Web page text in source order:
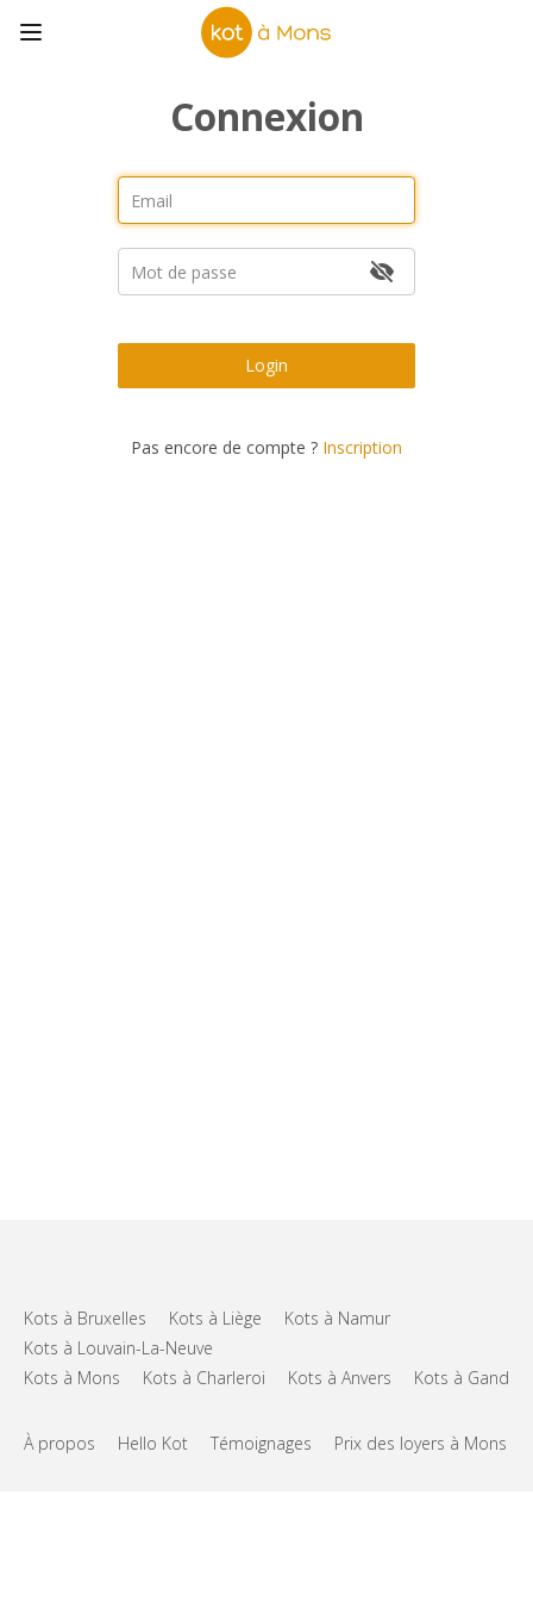
Connexion
Login
Pas encore de compte ? Inscription
Kots à Bruxelles Kots à Liège
Kots à Namur
Kots à Louvain-La-Neuve
Kots à Mons
Kots à Charleroi Kots à Anvers Kots à Gand
À propos Hello Kot Témoignages Prix des loyers à Mons